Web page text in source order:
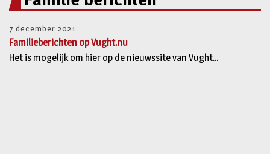
7 december 2021
Familieberichten op Vught.nu
Het is mogelijk om hier op de nieuwssite van Vught...